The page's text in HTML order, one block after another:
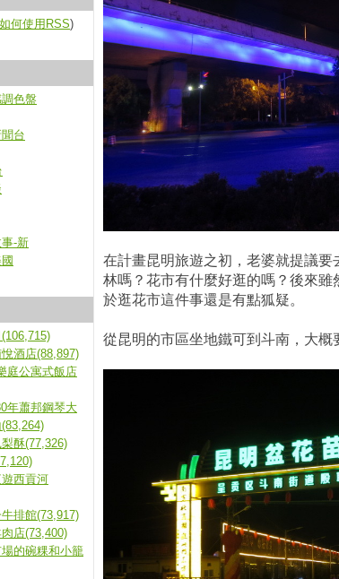
在計畫昆明旅遊之初，老婆就提議
林嗎？花市有什麼好逛的嗎？後來
於逛花市這件事還是有點狐疑。
從昆明的市區坐地鐵可到斗南，大概
如何使用RSS)
色盤
台
-新
酒店(88,897)
庭公寓式飯店
年蕭邦鋼琴大
酥(77,326)
西貢河
排館(73,917)
店(73,400)
的碗粿和小籠